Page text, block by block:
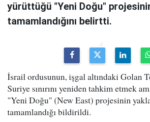
yürüttüğü "Yeni Doğu"
tamamlandığını belirtti.
İsrail ordusunun, işgal altındaki Golan
Suriye sınırını yeniden tahkim etmek
"Yeni Doğu" (New East) projesinin
tamamlandığı bildirildi.